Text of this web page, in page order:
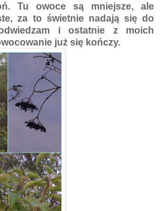
Tu owoce są mniejsze, ale
za to świetnie nadają się do
i ostatnie z moich
już się kończy.